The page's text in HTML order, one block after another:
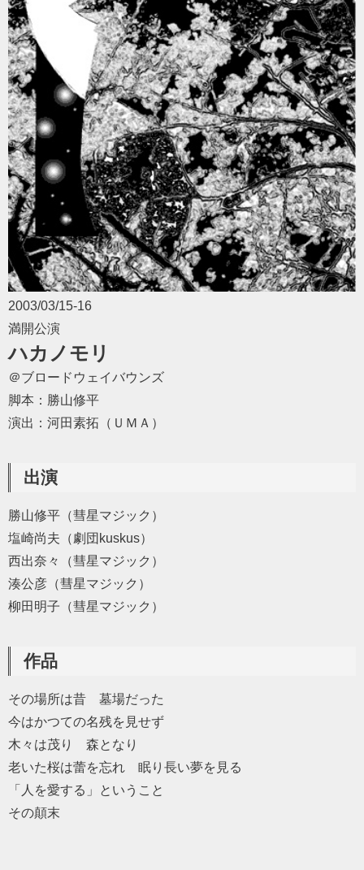
2003/03/15-16
満開公演
ハカノモリ
＠ブロードウェイバウンズ
脚本：勝山修平
演出：河田素拓（ＵＭＡ）
出演
勝山修平（彗星マジック）
塩崎尚夫（劇団kuskus）
西出奈々（彗星マジック）
湊公彦（彗星マジック）
柳田明子（彗星マジック）
作品
その場所は昔 墓場だった
今はかつての名残を見せず
木々は茂り 森となり
老いた桜は蕾を忘れ 眠り長い夢を見る
「人を愛する」ということ
その顛末